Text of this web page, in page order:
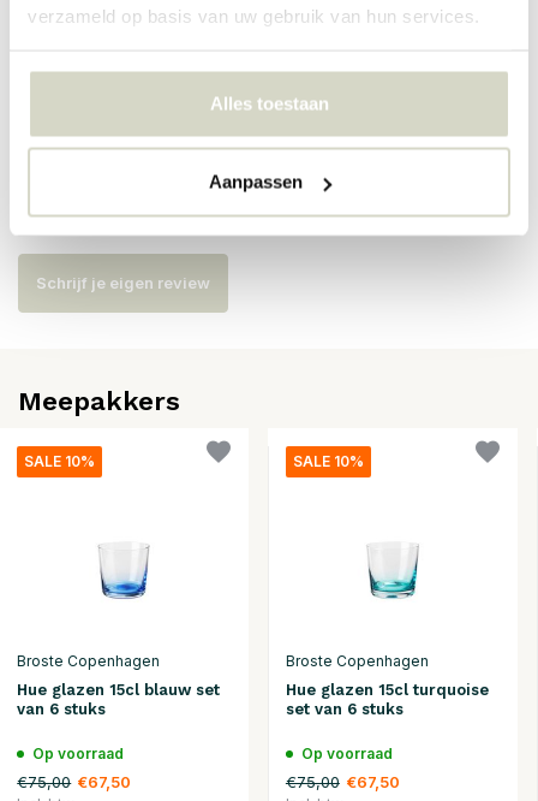
verzameld op basis van uw gebruik van hun services.
Alles toestaan
Aanpassen
SKU 14496252
EAN 5710688206094
Er zijn nog geen reviews geschreven over dit product..
Schrijf je eigen review
Meepakkers
SALE 10%
Broste Copenhagen
Hue glazen 15cl blauw set
van 6 stuks
Op voorraad
€75,00 €67,50
SALE 10%
Broste Copenhagen
Hue glazen 15cl turquoise
set van 6 stuks
Op voorraad
€75,00 €67,50